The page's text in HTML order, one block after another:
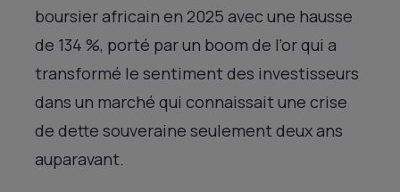
boursier africain en 2025 avec une hausse
de 134 %, porté par un boom de l’or qui a
transformé le sentiment des investisseurs
dans un marché qui connaissait une crise
de dette souveraine seulement deux ans
auparavant.